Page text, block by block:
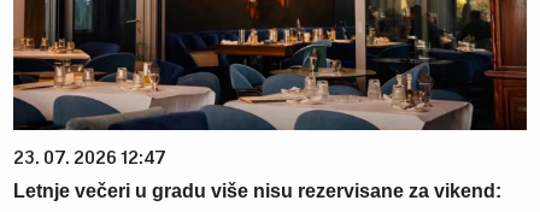
23. 07. 2026 12:47
Letnje večeri u gradu više nisu rezervisane za vikend: